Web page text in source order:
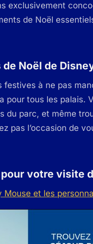
exclusivement
de Noël
Noël de
à ne pas
pour tous les palais.
du parc, et même
pas l’occasion de
votre visite